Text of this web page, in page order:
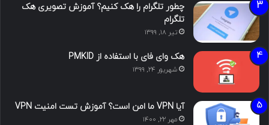
چطور تلگرام را هک کنیم؟ آموزش تصویری هک
تلگرام
تیر ۱۸, ۱۳۹۹
هک وای فای با استفاده از PMKID
شهریور ۲۴, ۱۳۹۹
آیا VPN ما امن است؟ آموزش تست امنیت VPN
مهر ۲۲, ۱۴۰۰